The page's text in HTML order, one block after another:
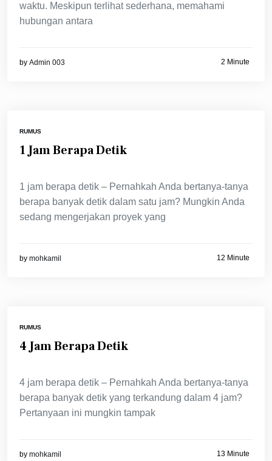
waktu. Meskipun terlihat sederhana, memahami
hubungan antara
by Admin 003 2 Minute
RUMUS
1 Jam Berapa Detik
1 jam berapa detik – Pernahkah Anda bertanya-tanya
berapa banyak detik dalam satu jam? Mungkin Anda
sedang mengerjakan proyek yang
by mohkamil 12 Minute
RUMUS
4 Jam Berapa Detik
4 jam berapa detik – Pernahkah Anda bertanya-tanya
berapa banyak detik yang terkandung dalam 4 jam?
Pertanyaan ini mungkin tampak
by mohkamil 13 Minute